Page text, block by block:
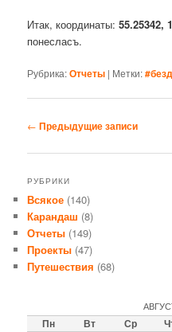
Итак, координаты:55.25342,
понесласъ.
Рубрика:Отчеты | Метки:
Навигация
записям
← Предыдущие записи
РУБРИКИ
Всякое (140)
Карандаш (8)
Отчеты (149)
Проекты (47)
Путешествия (68)
Пн Вт Ср